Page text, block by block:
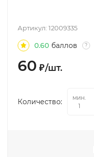
Артикул: 12009335
0.60 баллов ?
60 ₽/шт.
Количество:
мин.
1